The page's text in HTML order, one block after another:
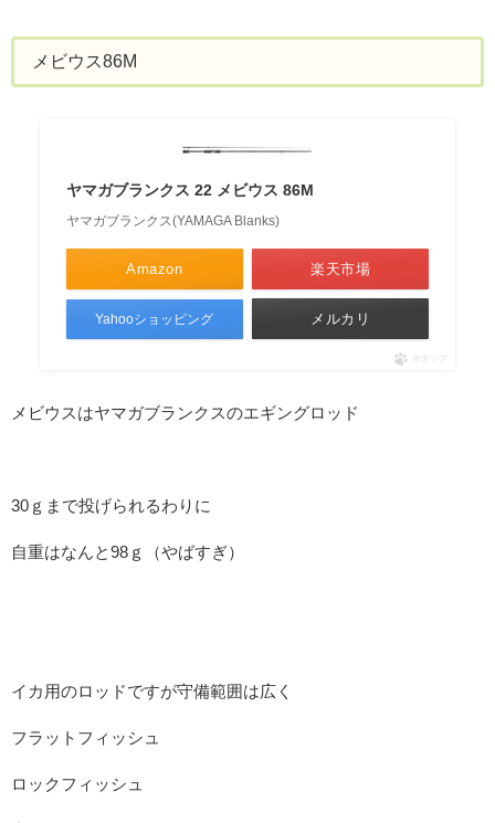
メビウス86M
ヤマガブランクス 22 メビウス 86M
ヤマガブランクス(YAMAGA Blanks)
Amazon 楽天市場
Yahooショッピング メルカリ
ポチップ
メビウスはヤマガブランクスのエギングロッド
30ｇまで投げられるわりに
自重はなんと98ｇ（やばすぎ）
イカ用のロッドですが守備範囲は広く
フラットフィッシュ
ロックフィッシュ